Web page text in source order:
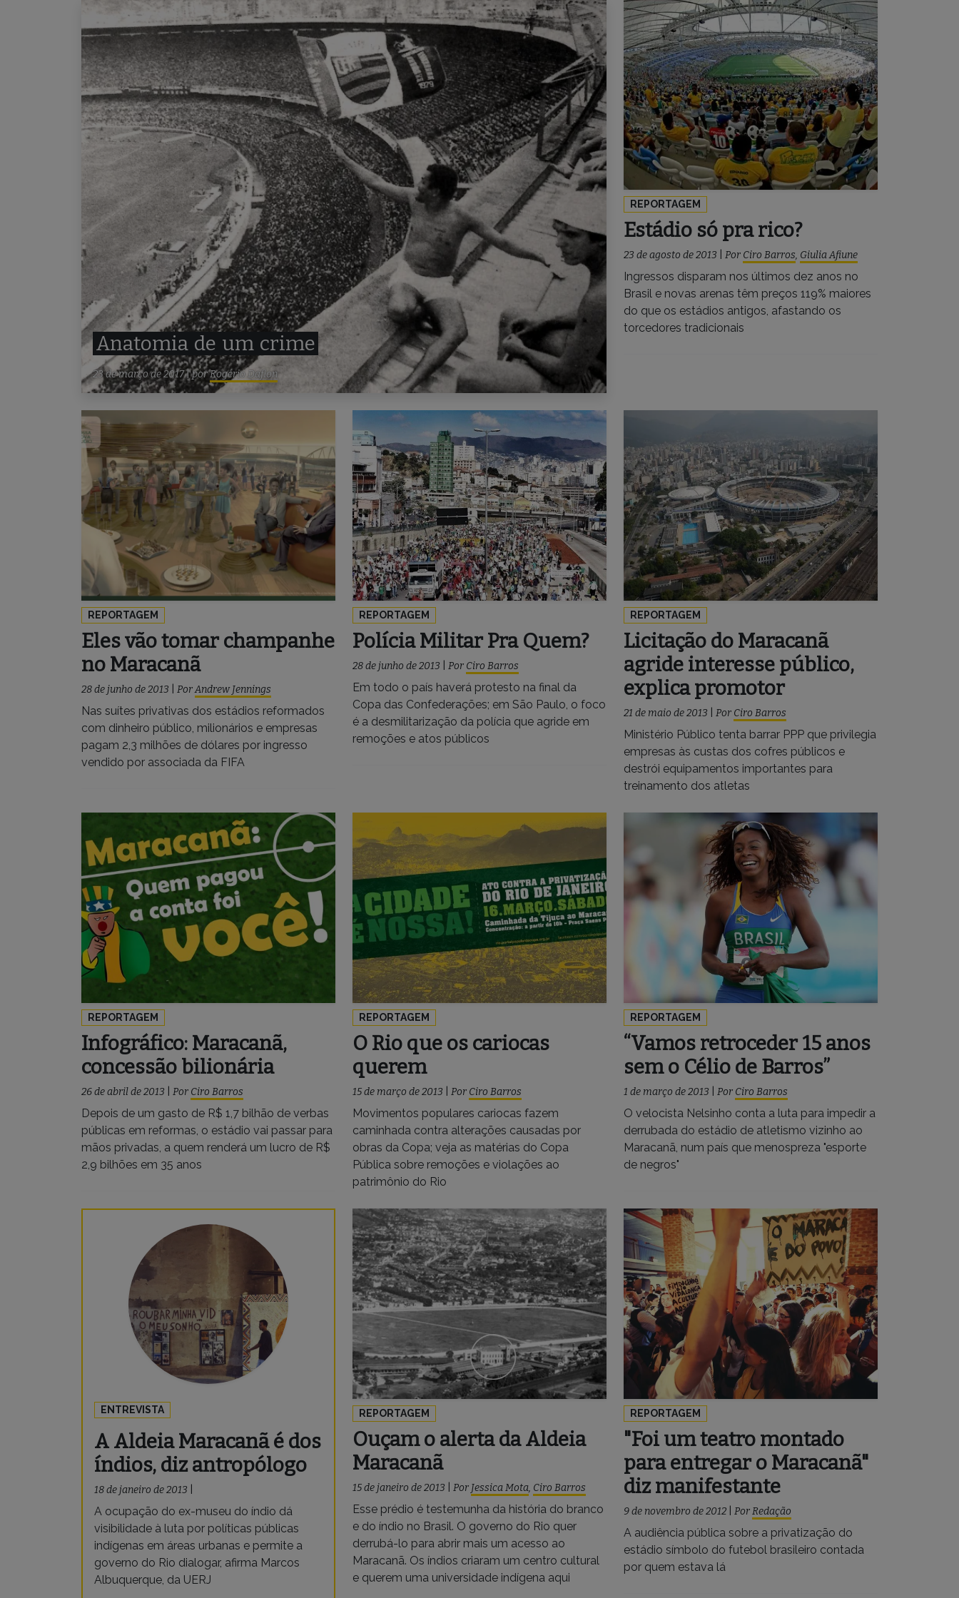
Anatomia de um crime
23 de março de 2017|porRogério Daflon
REPORTAGEM
Estádio só pra rico?
23 de agosto de 2013 Por Ciro Barros, Giulia Afiune
Ingressos disparam nos últimos dez anos no
Brasil e novas arenas têm preços 119% maiores
do que os estádios antigos, afastando os
torcedores tradicionais
REPORTAGEM
Eles vão tomar champanhe
no Maracanã
28 de junho de 2013 PorAndrew Jennings
Nas suítes privativas dos estádios reformados
com dinheiro público, milionários e empresas
pagam 2,3 milhões de dólares por ingresso
vendido por associada da FIFA
REPORTAGEM
Polícia Militar Pra Quem?
28 de junho de 2013 Por Ciro Barros
Em todo o país haverá protesto na final da
Copa das Confederações; em São Paulo, o foco
é a desmilitarização da polícia que agride em
remoções e atos públicos
REPORTAGEM
Licitação do Maracanã
agride interesse público,
explica promotor
21 de maio de 2013 Por Ciro Barros
Ministério Público tenta barrar PPP que privilegia
empresas às custas dos cofres públicos e
destrói equipamentos importantes para
treinamento dos atletas
REPORTAGEM
Infográfico: Maracanã,
concessão bilionária
26 de abril de 2013 Por Ciro Barros
Depois de um gasto de R$ 1,7 bilhão de verbas
públicas em reformas, o estádio vai passar para
mãos privadas, a quem renderá um lucro de R$
2,9 bilhões em 35 anos
REPORTAGEM
O Rio que os cariocas
querem
15 de março de 2013 Por Ciro Barros
Movimentos populares cariocas fazem
caminhada contra alterações causadas por
obras da Copa; veja as matérias do Copa
Pública sobre remoções e violações ao
patrimônio do Rio
REPORTAGEM
“Vamos retroceder 15 anos
sem o Célio de Barros”
1 de março de 2013 Por Ciro Barros
O velocista Nelsinho conta a luta para impedir a
derrubada do estádio de atletismo vizinho ao
Maracanã, num país que menospreza "esporte
de negros"
ENTREVISTA
A Aldeia Maracanã é dos
índios, diz antropólogo
18 de janeiro de 2013
A ocupação do ex-museu do índio dá
visibilidade à luta por políticas públicas
indígenas em áreas urbanas e permite a
governo do Rio dialogar, afirma Marcos
Albuquerque, da UERJ
REPORTAGEM
Ouçam o alerta da Aldeia
Maracanã
15 de janeiro de 2013 Por Jessica Mota, Ciro Barros
Esse prédio é testemunha da história do branco
e do índio no Brasil. O governo do Rio quer
derrubá-lo para abrir mais um acesso ao
Maracanã. Os índios criaram um centro cultural
e querem uma universidade indígena aqui
REPORTAGEM
"Foi um teatro montado
para entregar o Maracanã"
diz manifestante
9 de novembro de 2012 PorRedação
A audiência pública sobre a privatização do
estádio símbolo do futebol brasileiro contada
por quem estava lá